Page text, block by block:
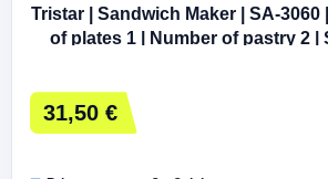
Tristar | Sandwich Maker | SA-3060 | 900 W |
of plates 1 | Number of pastry 2 |
31,50 €